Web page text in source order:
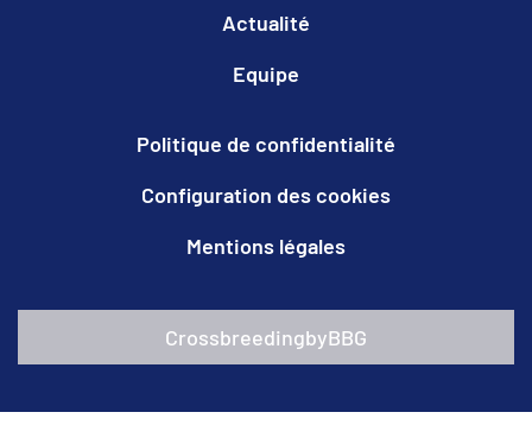
Actualité
Equipe
Politique de confidentialité
Configuration des cookies
Mentions légales
CrossbreedingbyBBG